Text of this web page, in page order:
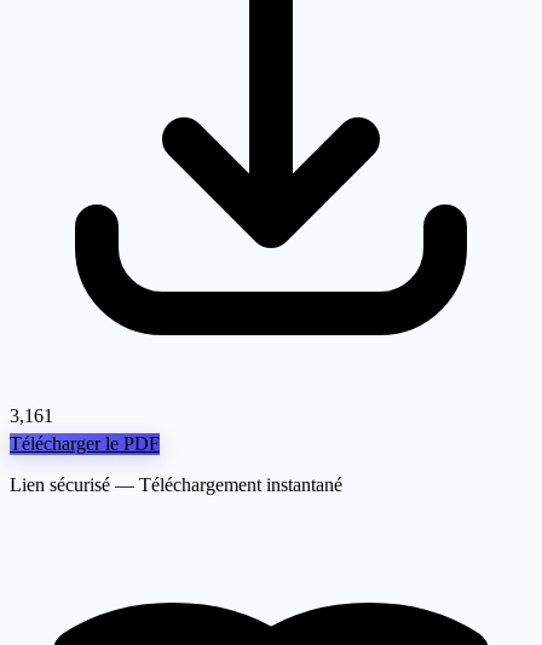
3,161
Télécharger le PDF
Lien sécurisé — Téléchargement instantané